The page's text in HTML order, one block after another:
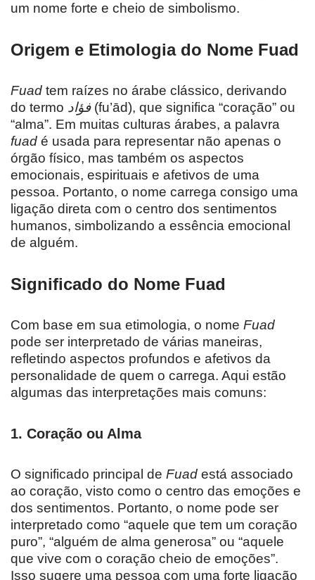
um nome forte e cheio de simbolismo.
Origem e Etimologia do Nome Fuad
Fuad tem raízes no árabe clássico, derivando
do termo فؤاد(fu’ād), que significa “coração” ou
“alma”. Em muitas culturas árabes, a palavra
fuad é usada para representar não apenas o
órgão físico, mas também os aspectos
emocionais, espirituais e afetivos de uma
pessoa. Portanto, o nome carrega consigo uma
ligação direta com o centro dos sentimentos
humanos, simbolizando a essência emocional
de alguém.
Significado do Nome Fuad
Com base em sua etimologia, o nome Fuad
pode ser interpretado de várias maneiras,
refletindo aspectos profundos e afetivos da
personalidade de quem o carrega. Aqui estão
algumas das interpretações mais comuns:
1. Coração ou Alma
O significado principal de Fuad está associado
ao coração, visto como o centro das emoções e
dos sentimentos. Portanto, o nome pode ser
interpretado como “aquele que tem um coração
puro”, “alguém de alma generosa” ou “aquele
que vive com o coração cheio de emoções”.
Isso sugere uma pessoa com uma forte ligação